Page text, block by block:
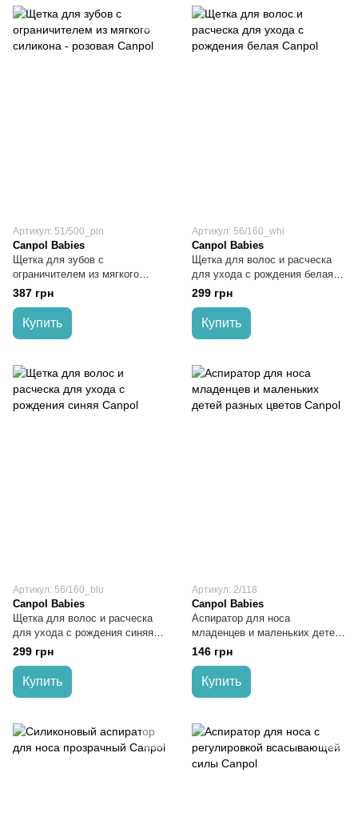
Артикул: 51/500_pin
Canpol Babies
Щетка для зубов с
ограничителем из мягкого
силикона - розовая Canpol
387 грн
Купить
Артикул: 56/160_whi
Canpol Babies
Щетка для волос и расческа
для ухода с рождения белая
Canpol
299 грн
Купить
Артикул: 56/160_blu
Canpol Babies
Щетка для волос и расческа
для ухода с рождения синяя
Canpol
299 грн
Купить
Артикул: 2/118
Canpol Babies
Аспиратор для носа
младенцев и маленьких детей
разных цветов Canpol
146 грн
Купить